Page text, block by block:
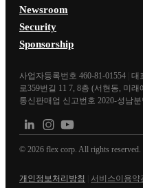
Newsroom
Security
Sponsorship
사업자등록번호 460-81-01554 대
로359번길 11 7, 8층 (서현동, 미
통신판매업 신고번호 2020-성남
© 2026 flex corp. All rights reserved.
개인정보처리방침 서비스이용약